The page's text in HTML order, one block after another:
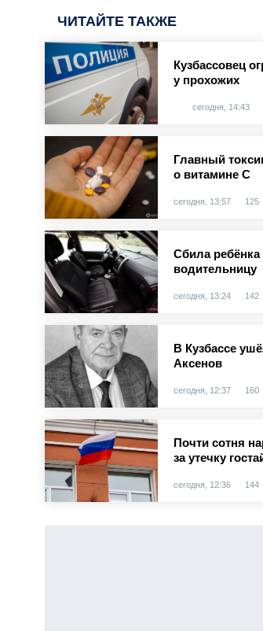
ЧИТАЙТЕ ТАКЖЕ
Кузбассовец
у прохожих
сегодня, 14:43
Главный
о витамине С
сегодня, 13:57 125
Сбила ребёнка
водительницу
сегодня, 13:24 142
В Кузбассе
Аксенов
сегодня, 12:37 160
Почти сотня
за утечку
сегодня, 12:36 144